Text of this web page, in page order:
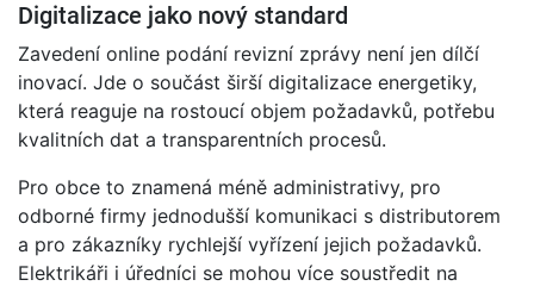
Digitalizace jako nový standard
Zavedení online podání revizní zprávy není jen dílčí
inovací. Jde o součást širší digitalizace energetiky,
která reaguje na rostoucí objem požadavků, potřebu
kvalitních dat a transparentních procesů.
Pro obce to znamená méně administrativy, pro
odborné firmy jednodušší komunikaci s distributorem
a pro zákazníky rychlejší vyřízení jejich požadavků.
Elektrikáři i úředníci se mohou více soustředit na